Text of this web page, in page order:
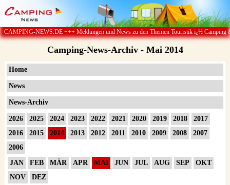
+++ Meldungen und News zu den Themen Touristik ï¿½ Camping & Caravan ï¿½
Camping-News-Archiv - Mai 2014
Home
News
News-Archiv
2026 2025 2024 2023 2022 2021 2020 2019 2018
2017
2016
2015 2014 2013 2012 2011 2010 2009 2008
2007
2006
JAN
FEB MÄR APR MAI JUN JUL AUG SEP
OKT
NOV
DEZ